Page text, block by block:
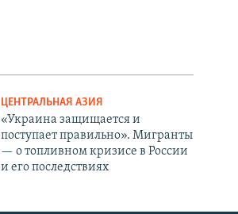
ЦЕНТРАЛЬНАЯ АЗИЯ
«Украина защищается и
поступает правильно». Мигранты
— о топливном кризисе в России
и его последствиях